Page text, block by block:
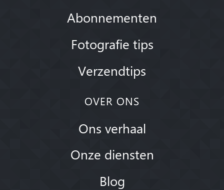
Abonnementen
Fotografie tips
Verzendtips
OVER ONS
Ons verhaal
Onze diensten
Blog